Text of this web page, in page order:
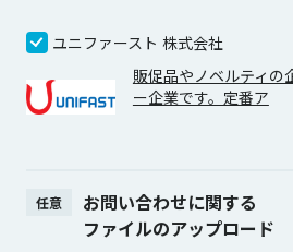
ユニファースト 株式会社
販促品やノベルティの
ー企業です。定番ア
任意
お問い合わせに関する
ファイルのアップロード